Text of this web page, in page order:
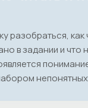
разобраться, как
в задании и что
непонятных